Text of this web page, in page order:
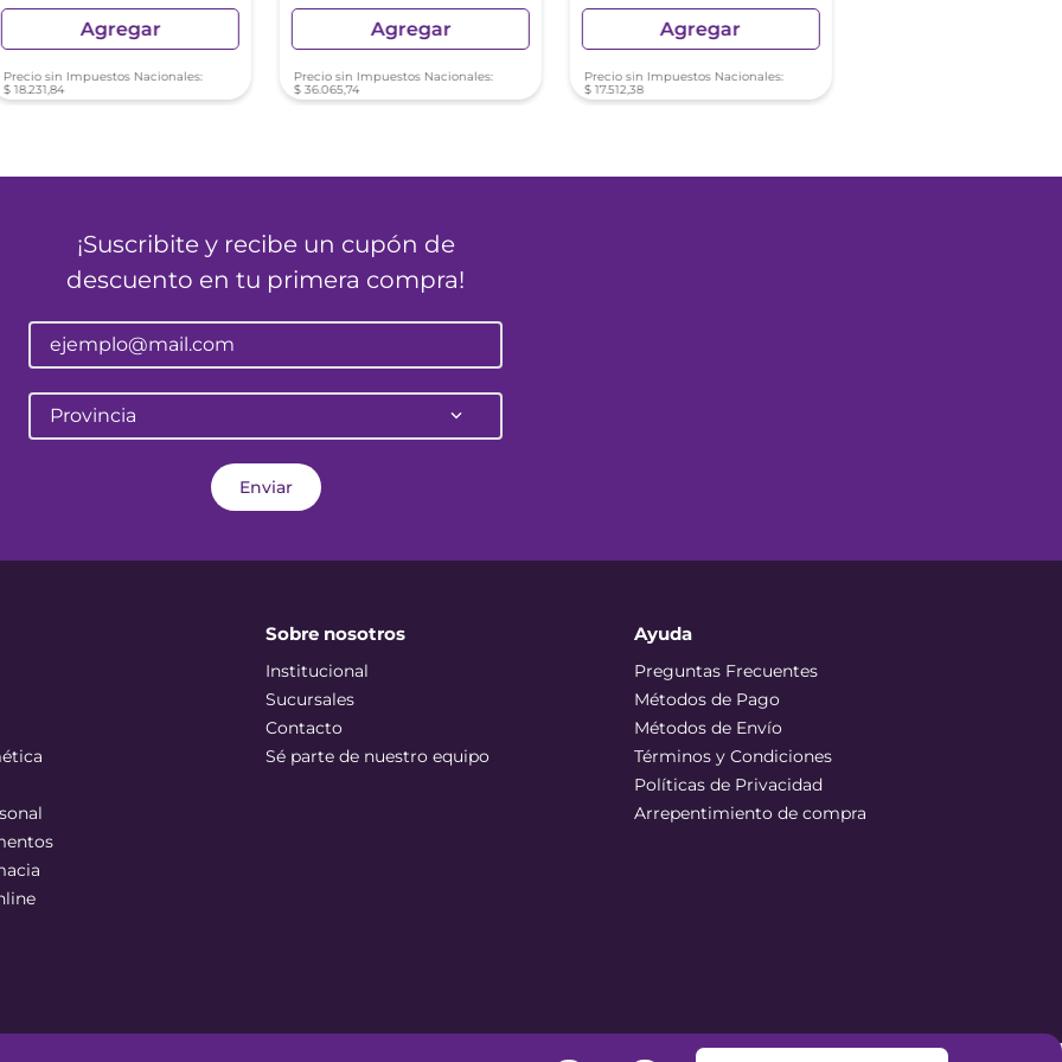
Agregar
Precio sin Impuestos Nacionales:
$ 18.231,84
Agregar
Precio sin Impuestos Nacionales:
$ 36.065,74
Agregar
Precio sin Impuestos Nacionales:
$ 17.512,38
¡Suscribite y recibe un cupón de
descuento en tu primera compra!
Provincia
Enviar
Sobre nosotros
Institucional
Sucursales
Contacto
Sé parte de nuestro equipo
Ayuda
Preguntas Frecuentes
Métodos de Pago
Métodos de Envío
Términos y Condiciones
Políticas de Privacidad
Arrepentimiento de compra